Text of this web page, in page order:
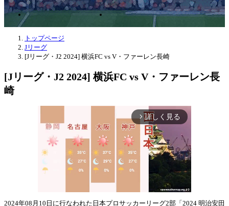
トップページ
Jリーグ
[Jリーグ・J2 2024] 横浜FC vs V・ファーレン長崎
[Jリーグ・J2 2024] 横浜FC vs V・ファーレン長
崎
arrow_forward_ios 詳しく見る
2024年08月10日に行なわれた日本プロサッカーリーグ2部「2024 明治安田